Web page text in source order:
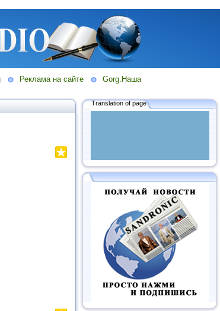
Реклама на сайте
Gorg.Наша
Translation of page